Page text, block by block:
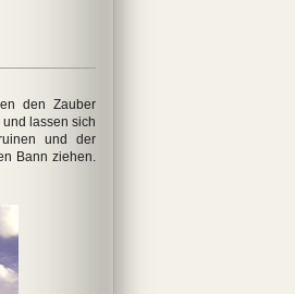
den Zauber
lassen sich
und der
Bann ziehen.